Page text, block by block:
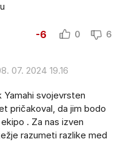
-6 0 6
07. 2024 19.16
Yamahi svojevrsten
pričakoval, da jim bodo
. Za nas izven
razumeti razlike med